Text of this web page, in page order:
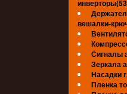
вешалки-
Сигналы
Зеркала
Насадки
Пленка